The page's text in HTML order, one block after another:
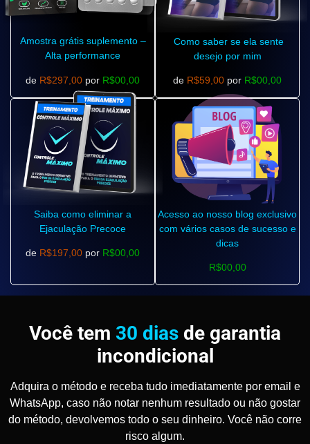
Amostra grátis suplemento –
Alta performance
de R$297,00 por R$00,00
Como saber se ela sente
desejo por mim
de R$59,00 por R$00,00
Saiba como eliminar a
Ejaculação Precoce
de R$197,00 por R$00,00
Acesso ao nosso blog exclusivo
com vários casos de sucesso e
dicas
R$00,00
Você tem 30 dias de garantia
incondicional
Adquira o método e receba tudo imediatamente por email e
WhatsApp, caso não notar nenhum resultado ou não gostar
do método, devolvemos todo o seu dinheiro. Você não corre
risco algum.